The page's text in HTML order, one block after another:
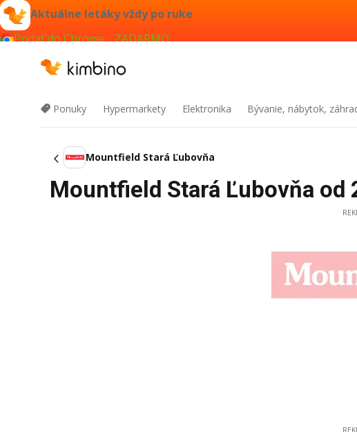
Aktuálne letáky vždy po ruke
Pridať do Chrome - ZADARMO
Ponuky Hypermarkety Elektronika Bývanie, nábytok,
Mountfield Stará Ľubovňa
Mountfield Stará Ľubovňa